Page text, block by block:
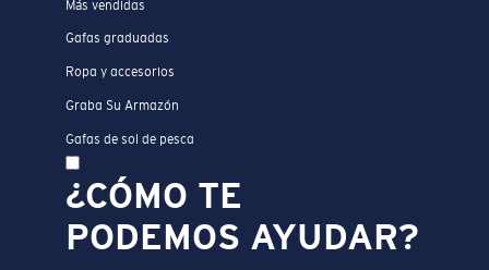
Más vendidas
Gafas graduadas
Ropa y accesorios
Graba Su Armazón
Gafas de sol de pesca
¿CÓMO TE
PODEMOS AYUDAR?